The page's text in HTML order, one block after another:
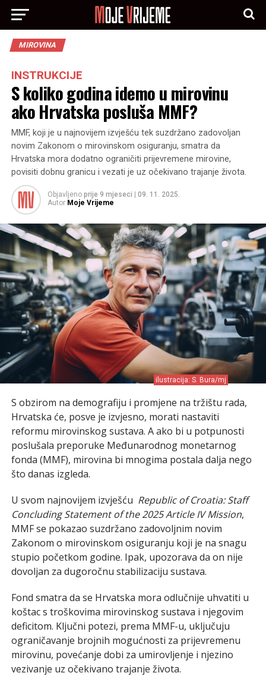
MIROVINA
INSTRUKCIJE
S koliko godina idemo u mirovinu
ako Hrvatska posluša MMF?
MMF, koji je u najnovijem izvješću tek suzdržano zadovoljan
novim Zakonom o mirovinskom osiguranju, smatra da
Hrvatska mora dodatno ograničiti prijevremene mirovine,
povisiti dobnu granicu i vezati je uz očekivano trajanje života.
Objavljeno prije 9 mjeseci
09. 11. 2025.
Autor Moje Vrijeme
ilustracija: S. Bura/mj
S obzirom na demografiju i promjene na tržištu rada,
Hrvatska će, posve je izvjesno, morati nastaviti
reformu mirovinskog sustava. A ako bi u potpunosti
poslušala preporuke Međunarodnog monetarnog
fonda (MMF), mirovina bi mnogima postala dalja nego
što danas izgleda.
U svom najnovijem izvješću Republic of Croatia: Staff
Concluding Statement of the 2025 Article IV Mission,
MMF se pokazao suzdržano zadovoljnim novim
Zakonom o mirovinskom osiguranju koji je na snagu
stupio početkom godine. Ipak, upozorava da on nije
dovoljan za dugoročnu stabilizaciju sustava.
Fond smatra da se Hrvatska mora odlučnije uhvatiti u
koštac s troškovima mirovinskog sustava i njegovim
deficitom. Ključni potezi, prema MMF-u, uključuju
ograničavanje brojnih mogućnosti za prijevremenu
mirovinu, povećanje dobi za umirovljenje i njezino
vezivanje uz očekivano trajanje života.